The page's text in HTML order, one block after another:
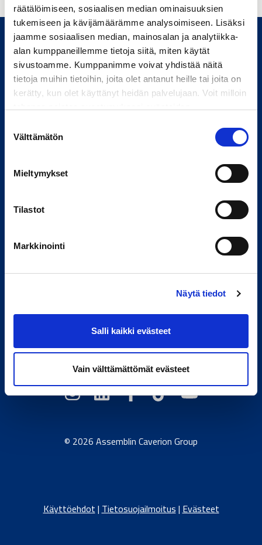
räätälöimiseen, sosiaalisen median ominaisuuksien
tukemiseen ja kävijämäärämme analysoimiseen. Lisäksi
jaamme sosiaalisen median, mainosalan ja analytiikka-
alan kumppaneillemme tietoja siitä, miten käytät
sivustoamme. Kumppanimme voivat yhdistää näitä
tietoja muihin tietoihin, joita olet antanut heille tai joita on
kerätty, kun olet käyttänyt heidän palvelujaan. Voit milloin
valinta
Välttämätön
Mieltymykset
Tilastot
Markkinointi
Näytä tiedot
Salli kaikki evästeet
Vain välttämättömät evästeet
Tietoa meistä
Palvelumme
Palvelut ja toimipisteet
Jätä yhteydenottopyyntö
Toimivan elämän tekijä.
/Latvia/Liettua/Norja/Ruotsi
© 2026 Assemblin Caverion Group
Käyttöehdot|Tietosuojailmoitus|Evästeet